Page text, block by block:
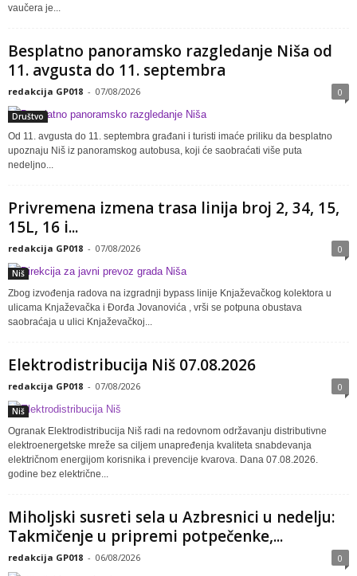
vaučera je...
Besplatno panoramsko razgledanje Niša od
11. avgusta do 11. septembra
redakcija GP018 - 07/08/2026 0
Društvo
Od 11. avgusta do 11. septembra građani i turisti imaće priliku da besplatno
upoznaju Niš iz panoramskog autobusa, koji će saobraćati više puta
nedeljno...
Privremena izmena trasa linija broj 2, 34, 15,
15L, 16 i...
redakcija GP018 - 07/08/2026 0
Niš
Zbog izvođenja radova na izgradnji bypass linije Knjaževačkog kolektora u
ulicama Knjaževačka i Đorđa Jovanovića , vrši se potpuna obustava
saobraćaja u ulici Knjaževačkoj...
Elektrodistribucija Niš 07.08.2026
redakcija GP018 - 07/08/2026 0
Niš
Ogranak Elektrodistribucija Niš radi na redovnom održavanju distributivne
elektroenergetske mreže sa ciljem unapređenja kvaliteta snabdevanja
električnom energijom korisnika i prevencije kvarova. Dana 07.08.2026.
godine bez električne...
Miholjski susreti sela u Azbresnici u nedelju:
Takmičenje u pripremi potpečenke,...
redakcija GP018 - 06/08/2026 0